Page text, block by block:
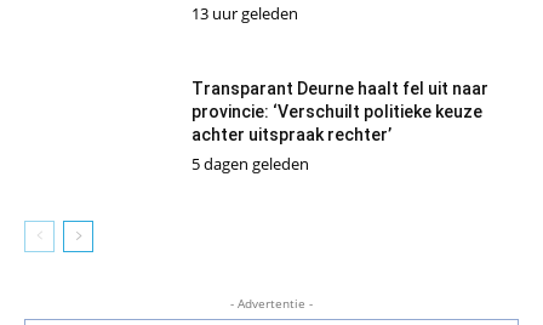
13 uur geleden
Transparant Deurne haalt fel uit naar
provincie: ‘Verschuilt politieke keuze
achter uitspraak rechter’
5 dagen geleden
- Advertentie -